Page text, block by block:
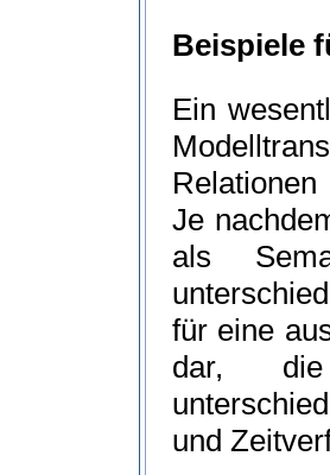
Beispiele
Ein
Relationen
Je
als
für eine
dar, die
und